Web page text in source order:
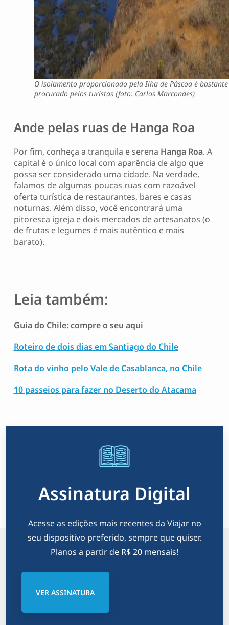
O isolamento proporcionado pela Ilha de Páscoa é bastante
procurado pelos turistas (foto: Carlos Marcondes)
Ande pelas ruas de Hanga Roa
Por fim, conheça a tranquila e serena Hanga Roa. A
capital é o único local com aparência de algo que
possa ser considerado uma cidade. Na verdade,
falamos de algumas poucas ruas com razoável
oferta turística de restaurantes, bares e casas
noturnas. Além disso, você encontrará uma
pitoresca igreja e dois mercados de artesanatos (o
de frutas e legumes é mais autêntico e mais
barato).
Leia também:
Guia do Chile: compre o seu aqui
Roteiro de dois dias em Santiago do Chile
Rota do vinho pelo Vale de Casablanca, no Chile
10 passeios para fazer no Deserto do Atacama
Assinatura Digital
Acesse as edições mais recentes da Viajar no
seu dispositivo preferido, sempre que quiser.
Planos a partir de R$ 20 mensais!
VER ASSINATURA